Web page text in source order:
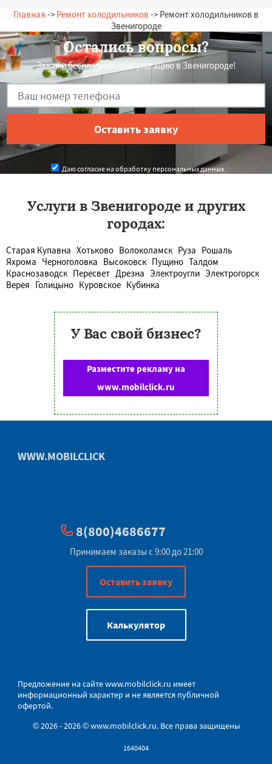
Главная -> Ремонт холодильников -> Ремонт холодильников в
Звенигороде
Остались вопросы?
Закажи бесплатную консультацию в Звенигороде!
Даю согласие на обработку персональных данных
Услуги в Звенигороде и других
городах:
Старая Купавна Хотьково Волоколамск Руза Рошаль
Яхрома Черноголовка Высоковск Пущино Талдом
Краснозаводск Пересвет Дрезна Электроугли Электрогорск
Верея Голицыно Куровское Кубинка
У Вас свой бизнес?
Разместите рекламу на
www.mobilclick.ru
WWW.MOBILCLICK
8(800)4686677
Принимаем заказы с 9:00 до 21:00
Оставить заявку
Калькулятор
Предложение на сайтеwww.mobilclick.ru имеет
информационный характер и не является публичной
офертой.
© 2026 - 2026 © www.mobilclick.ru. Все права защищены
1640404